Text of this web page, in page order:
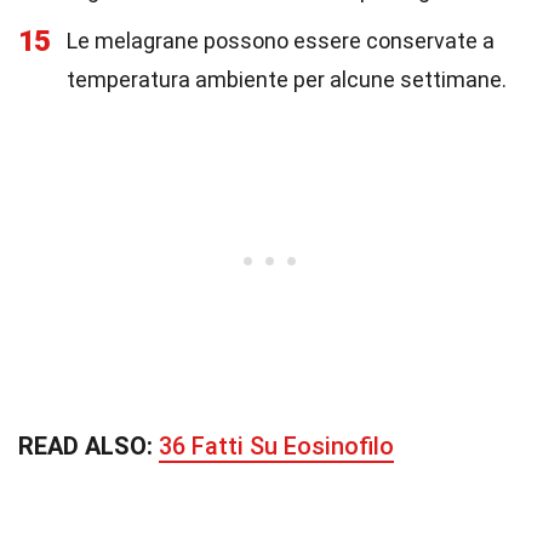
15
Le melagrane possono essere conservate a
temperatura ambiente per alcune settimane.
READ ALSO: 36 Fatti Su Eosinofilo